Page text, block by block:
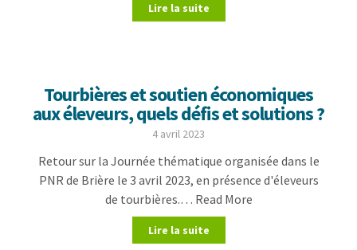
Lire la suite
Tourbières et soutien économiques
aux éleveurs, quels défis et solutions ?
4 avril 2023
Retour sur la Journée thématique organisée dans le
PNR de Brière le 3 avril 2023, en présence d'éleveurs
de tourbières.… Read More
Lire la suite